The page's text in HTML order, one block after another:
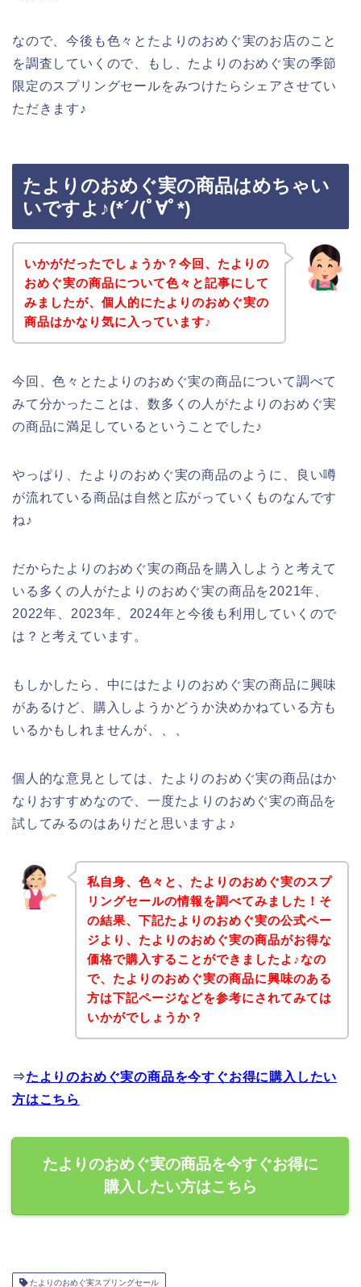
なので、今後も色々とたよりのおめぐ実のお店のこと
を調査していくので、もし、たよりのおめぐ実の季節
限定のスプリングセールをみつけたらシェアさせてい
ただきます♪
たよりのおめぐ実の商品はめちゃい
いですよ♪(*´ﾉ(ﾟ∀ﾟ*)
いかがだったでしょうか？今回、たよりの
おめぐ実の商品について色々と記事にして
みましたが、個人的にたよりのおめぐ実の
商品はかなり気に入っています♪
今回、色々とたよりのおめぐ実の商品について調べて
みて分かったことは、数多くの人がたよりのおめぐ実
の商品に満足しているということでした♪
やっぱり、たよりのおめぐ実の商品のように、良い噂
が流れている商品は自然と広がっていくものなんです
ね♪
だからたよりのおめぐ実の商品を購入しようと考えて
いる多くの人がたよりのおめぐ実の商品を2021年、
2022年、2023年、2024年と今後も利用していくので
は？と考えています。
もしかしたら、中にはたよりのおめぐ実の商品に興味
があるけど、購入しようかどうか決めかねている方も
いるかもしれませんが、、、
個人的な意見としては、たよりのおめぐ実の商品はか
なりおすすめなので、一度たよりのおめぐ実の商品を
試してみるのはありだと思いますよ♪
私自身、色々と、たよりのおめぐ実のスプ
リングセールの情報を調べてみました！そ
の結果、下記たよりのおめぐ実の公式ペー
ジより、たよりのおめぐ実の商品がお得な
価格で購入することができましたよ♪なの
で、たよりのおめぐ実の商品に興味のある
方は下記ページなどを参考にされてみては
いかがでしょうか？
⇒たよりのおめぐ実の商品を今すぐお得に購入したい
方はこちら
たよりのおめぐ実の商品を今すぐお得に
購入したい方はこちら
たよりのおめぐ実スプリングセール